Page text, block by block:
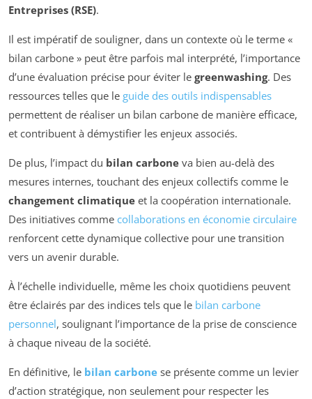
Entreprises (RSE).
Il est impératif de souligner, dans un contexte où le terme «
bilan carbone » peut être parfois mal interprété, l’importance
d’une évaluation précise pour éviter le greenwashing. Des
ressources telles que le guide des outils indispensables
permettent de réaliser un bilan carbone de manière efficace,
et contribuent à démystifier les enjeux associés.
De plus, l’impact du bilan carbone va bien au-delà des
mesures internes, touchant des enjeux collectifs comme le
changement climatique et la coopération internationale.
Des initiatives comme collaborations en économie circulaire
renforcent cette dynamique collective pour une transition
vers un avenir durable.
À l’échelle individuelle, même les choix quotidiens peuvent
être éclairés par des indices tels que le bilan carbone
personnel, soulignant l’importance de la prise de conscience
à chaque niveau de la société.
En définitive, le bilan carbone se présente comme un levier
d’action stratégique, non seulement pour respecter les